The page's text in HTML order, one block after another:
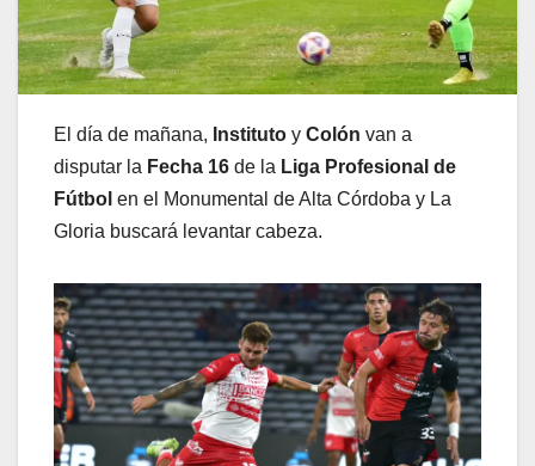
El día de mañana, Instituto y Colón van a
disputar la Fecha 16 de la Liga Profesional de
Fútbol en el Monumental de Alta Córdoba y La
Gloria buscará levantar cabeza.